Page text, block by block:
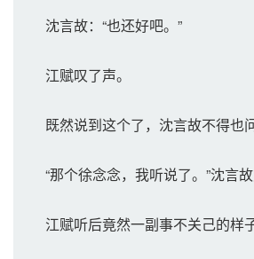
沈言故：“也还好吧。”
江赋叹了声。
既然说到这个了，沈言故不得也
“那个徐念念，我听说了。”沈言故
江赋听后竟然一副事不关己的样